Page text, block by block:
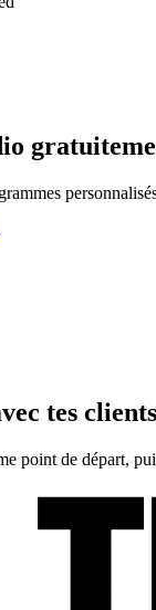
tes clients
point de départ,